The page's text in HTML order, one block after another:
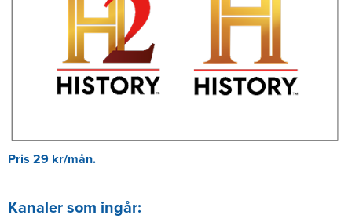
Pris 29 kr/mån.
Kanaler som ingår: